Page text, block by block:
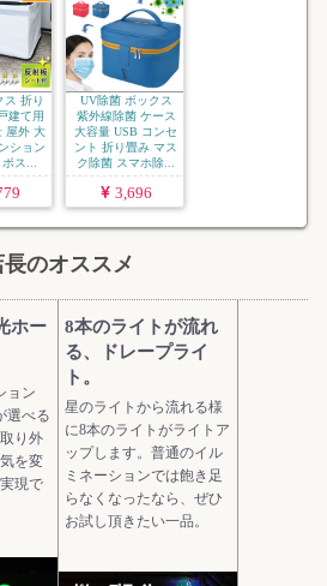
ス 折り
建て用
屋外 大
ション
ス...
UV除菌 ボックス
紫外線除菌 ケース
大容量 USB コンセ
ント 折り畳み マス
ク除菌 スマホ除...
3,696
長のオススメ
ホー
ョン
選べる
り外
を変
現で
8本のライトが流れ
る、ドレープライ
ト。
星のライトから流れる様
に8本のライトがライトア
ップします。普通のイル
ミネーションでは飽き足
らなくなったなら、ぜひ
お試し頂きたい一品。